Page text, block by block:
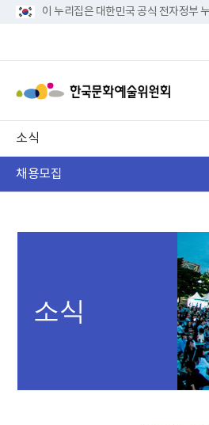
이 누리집은 대한민국 공식 전자정부
소식
채용모집
소식